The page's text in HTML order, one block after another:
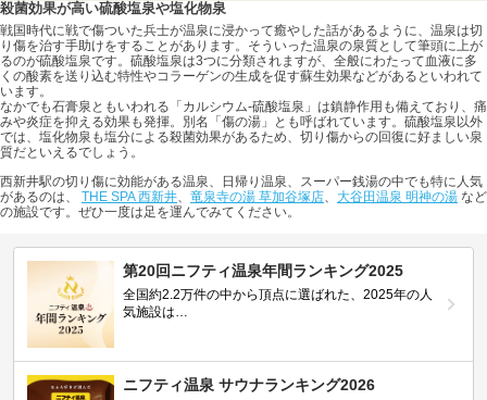
殺菌効果が高い硫酸塩泉や塩化物泉
戦国時代に戦で傷ついた兵士が温泉に浸かって癒やした話があるように、温泉は切
り傷を治す手助けをすることがあります。そういった温泉の泉質として筆頭に上が
るのが硫酸塩泉です。硫酸塩泉は3つに分類されますが、全般にわたって血液に多
くの酸素を送り込む特性やコラーゲンの生成を促す蘇生効果などがあるといわれて
います。
なかでも石膏泉ともいわれる「カルシウム-硫酸塩泉」は鎮静作用も備えており、痛
みや炎症を抑える効果も発揮。別名「傷の湯」とも呼ばれています。硫酸塩泉以外
では、塩化物泉も塩分による殺菌効果があるため、切り傷からの回復に好ましい泉
質だといえるでしょう。
西新井駅の切り傷に効能がある温泉、日帰り温泉、スーパー銭湯の中でも特に人気
があるのは、 THE SPA 西新井、 竜泉寺の湯 草加谷塚店、 大谷田温泉 明神の湯 など
の施設です。ぜひ一度は足を運んでみてください。
第20回ニフティ温泉年間ランキング2025
全国約2.2万件の中から頂点に選ばれた、2025年の人
気施設は…
ニフティ温泉 サウナランキング2026